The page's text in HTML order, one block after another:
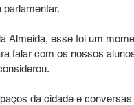
parlamentar.
Almeida, esse foi um
falar com os nossos
da cidade e